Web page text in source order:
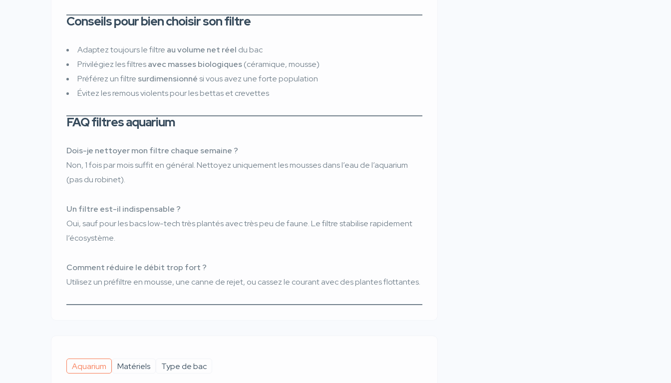
Conseils pour bien choisir son filtre
Adaptez toujours le filtre au volume net réel du bac
Privilégiez les filtresavec masses biologiques(céramique, mousse)
Préférez un filtre surdimensionné si vous avez une forte population
Évitez les remous violents pour les bettas et crevettes
FAQ filtres aquarium
Dois-je nettoyer mon filtre chaque semaine ?
Non, 1 fois par mois suffit en général. Nettoyez uniquement les mousses dans l’eau de l’aquarium
(pas du robinet).
Un filtre est-il indispensable ?
Oui, sauf pour les bacs low-tech très plantés avec très peu de faune. Le filtre stabilise rapidement
l’écosystème.
Comment réduire le débit trop fort ?
Utilisez un préfiltre en mousse, une canne de rejet, ou cassez le courant avec des plantes flottantes.
Aquarium Matériels Type de bac